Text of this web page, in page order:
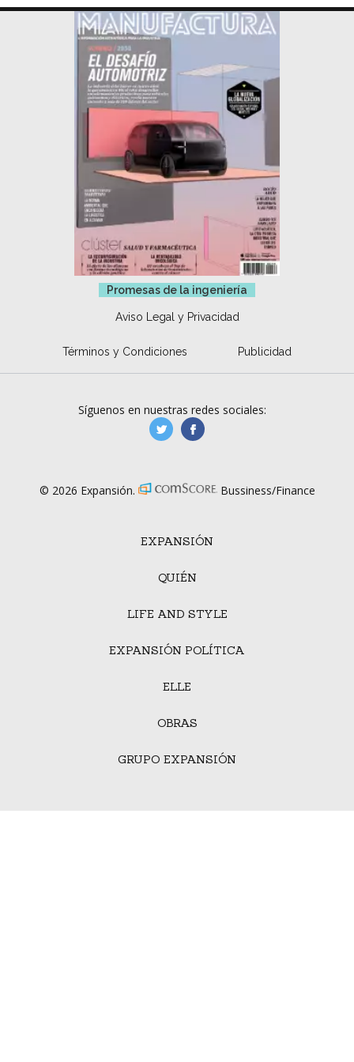
Promesas de la ingeniería
Aviso Legal y Privacidad
Términos y Condiciones Publicidad
EXPANSIÓN
QUIÉN
LIFE AND STYLE
EXPANSIÓN POLÍTICA
ELLE
OBRAS
GRUPO EXPANSIÓN
Síguenos en nuestras redes sociales:
manufacturaGE
© 2026 Expansión. Bussiness/Finance